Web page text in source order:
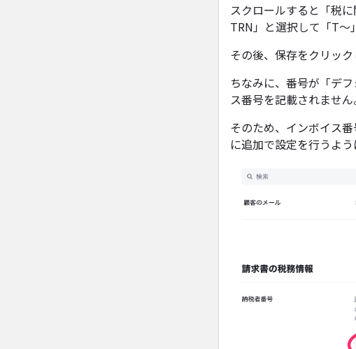
スクロールすると「税
TRN」と選択して「T～
その後、保存をクリック
ちなみに、番号が「デ
ス番号を記載されません
そのため、インボイス
に追加で設定を行うよう